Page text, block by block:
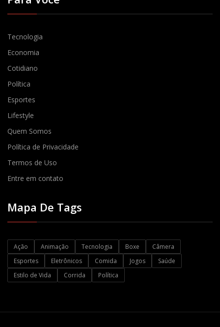
Tecnologia
Economia
Cotidiano
Política
Esportes
Lifestyle
Quem Somos
Política de Privacidade
Termos de Uso
Entre em contato
Mapa De Tags
Ação Animação Tecnologia Boxe
Câmera
Esportes
Eletrônicos Comida Jogos
Saúde
Estilo de Vida
Corrida Política